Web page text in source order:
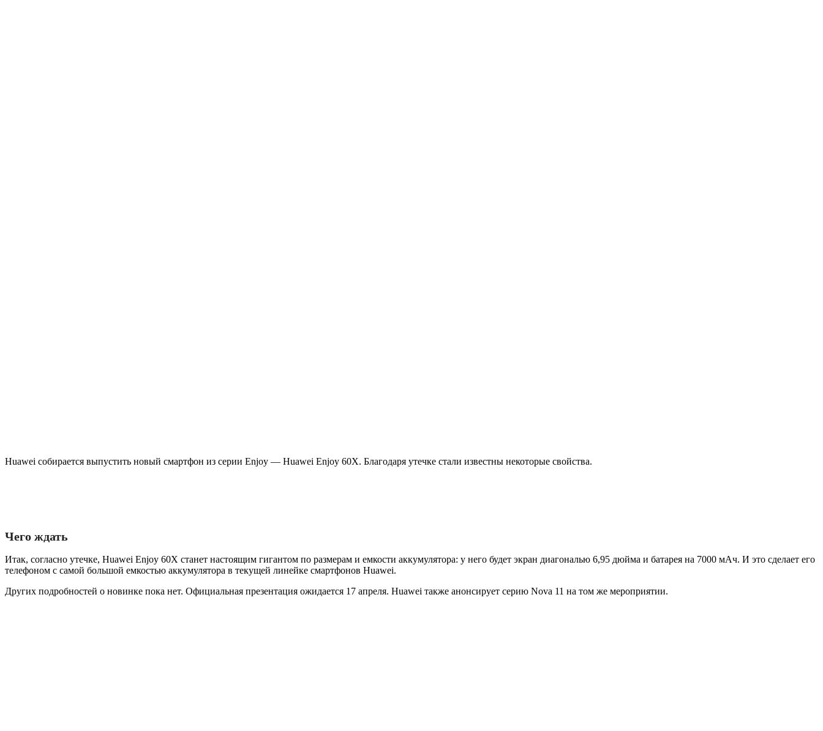
Huawei собирается выпустить новый смартфон из серии Enjoy — Huawei Enjoy 60X. Благодаря утечке стали известны некоторые свойства.
Чего ждать
Итак, согласно утечке, Huawei Enjoy 60X станет настоящим гигантом по размерам и емкости аккумулятора: у него будет экран диагональю 6,95 дюйма и батарея на 7000 мАч. И это сделает его
телефоном с самой большой емкостью аккумулятора в текущей линейке смартфонов Huawei.
Других подробностей о новинке пока нет. Официальная презентация ожидается 17 апреля. Huawei также анонсирует серию Nova 11 на том же мероприятии.